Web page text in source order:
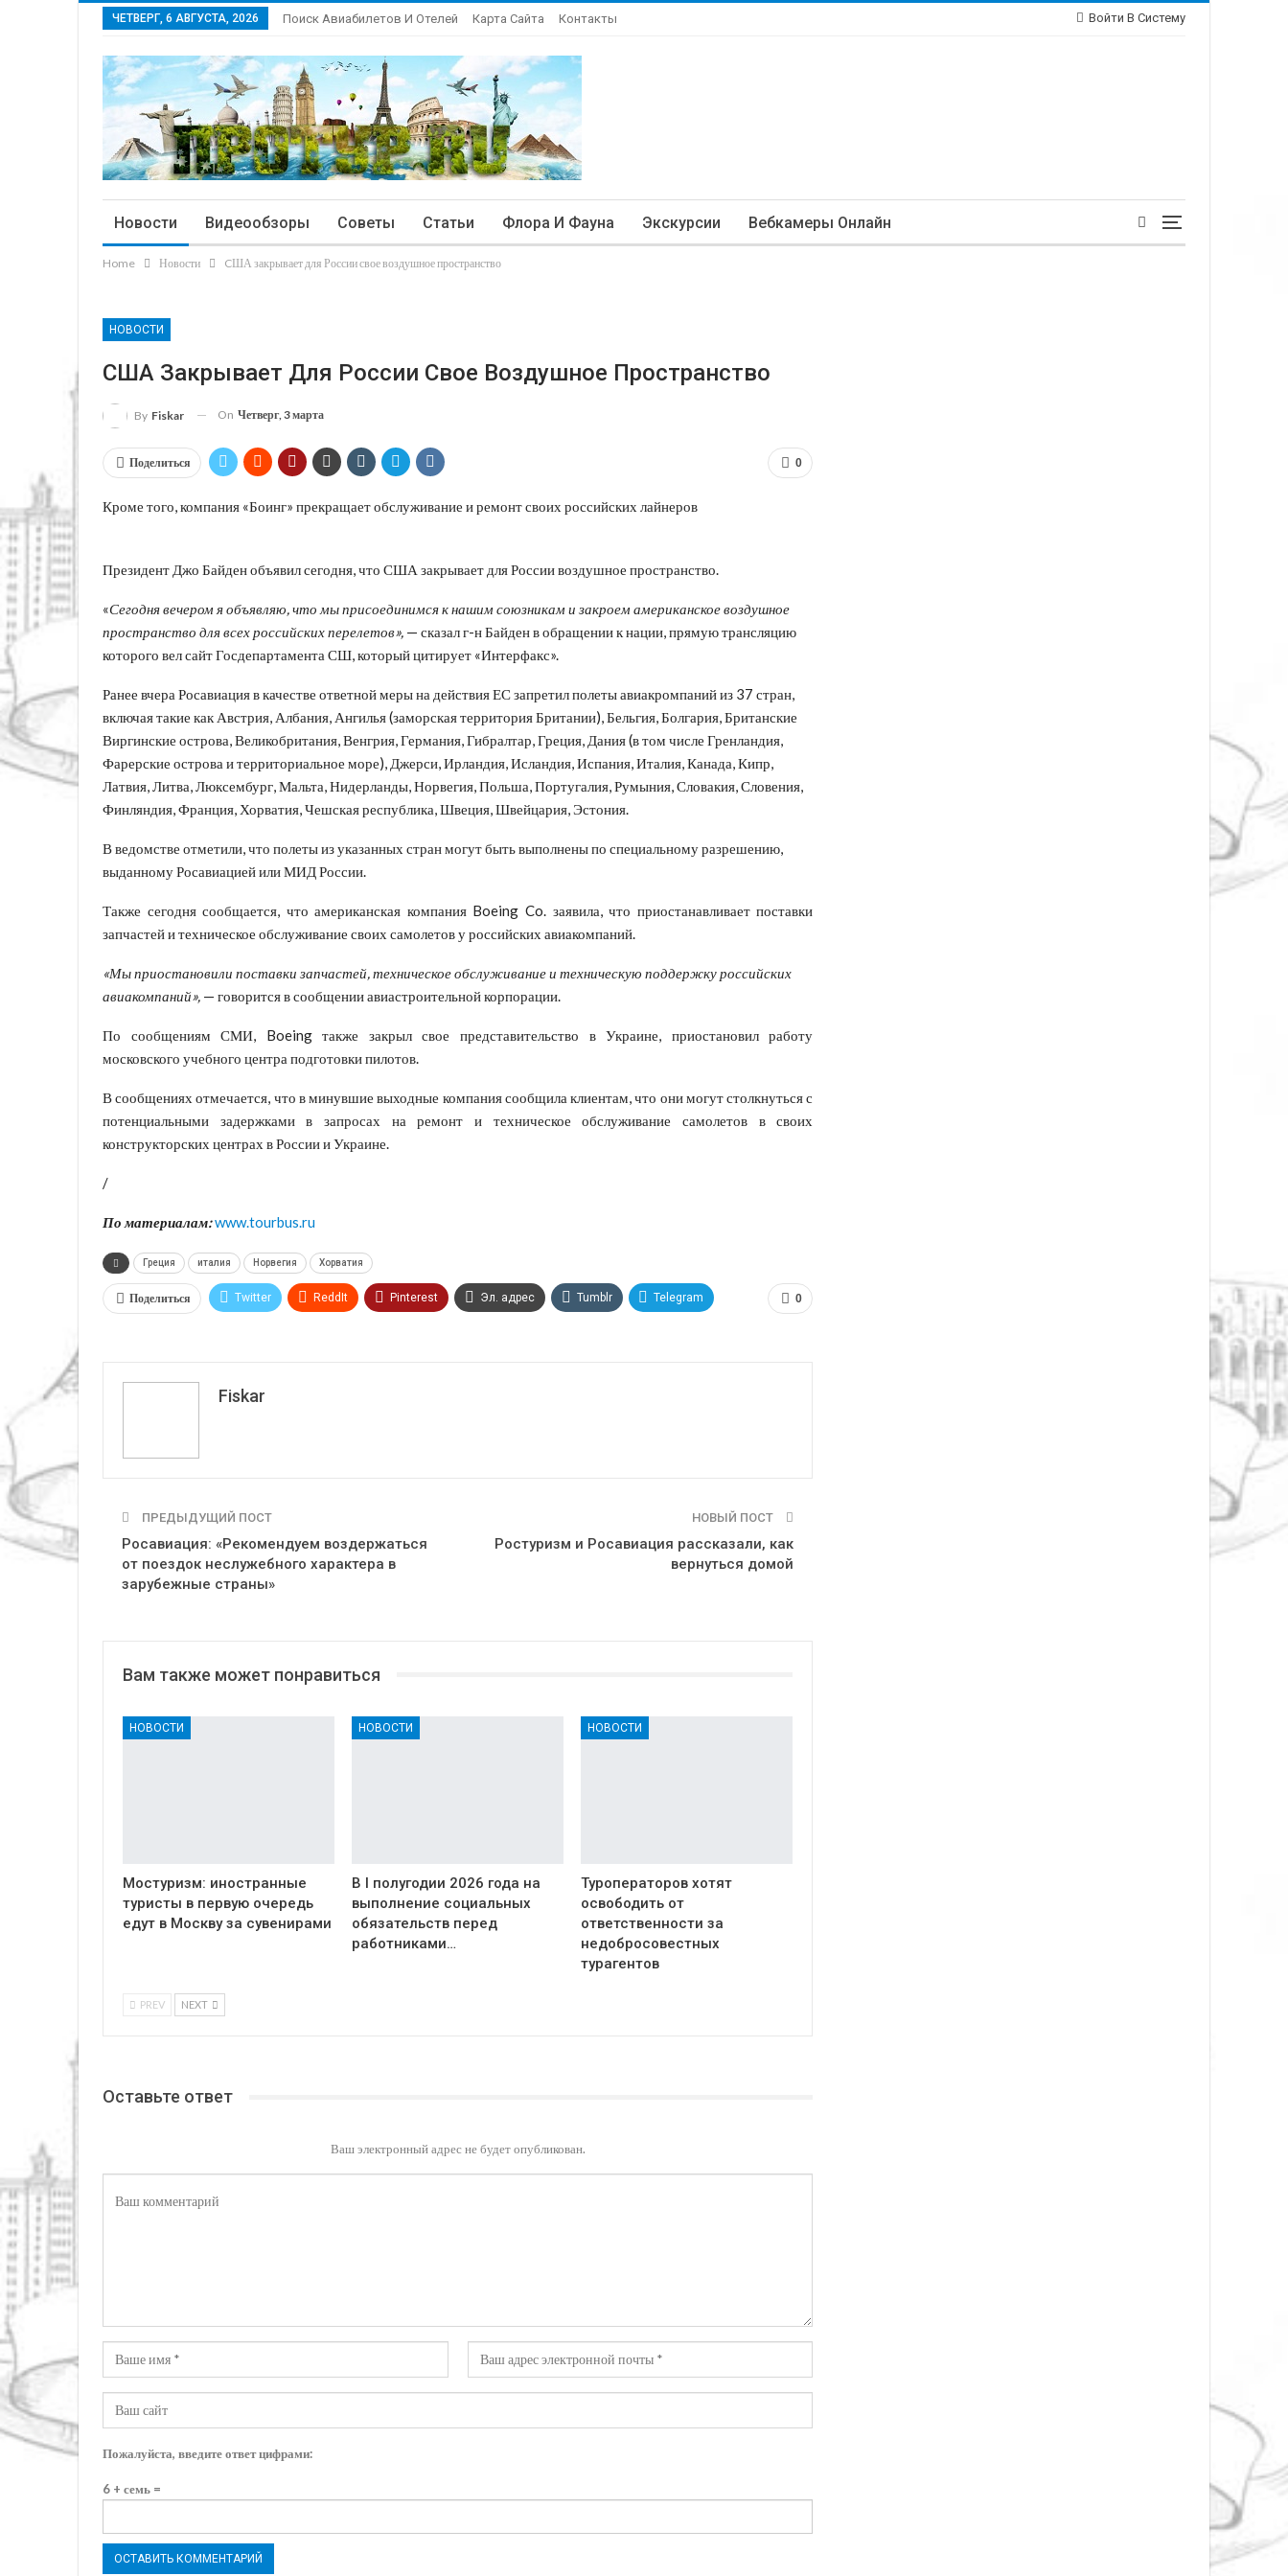
Войти В Систему
ЧЕТВЕРГ, 6 АВГУСТА, 2026 Поиск Авиабилетов И Отелей Карта Сайта Контакты
Новости Видеообзоры Советы Статьи Флора И Фауна Экскурсии Вебкамеры Онлайн
Home Новости CША закрывает для России свое воздушное пространство
НОВОСТИ
CША Закрывает Для России Свое Воздушное Пространство
By Fiskar On Четверг, 3 марта
0
Поделиться
Кроме того, компания «Боинг» прекращает обслуживание и ремонт своих российских лайнеров
Президент Джо Байден объявил сегодня, что США закрывает для России воздушное пространство.
«Сегодня вечером я объявляю, что мы присоединимся к нашим союзникам и закроем американское воздушное
пространство для всех российских перелетов», — сказал г-н Байден в обращении к нации, прямую трансляцию
которого вел сайт Госдепартамента СШ, который цитирует «Интерфакс».
Ранее вчера Росавиация в качестве ответной меры на действия ЕС запретил полеты авиакромпаний из 37 стран,
включая такие как Австрия, Албания, Ангилья (заморская территория Британии), Бельгия, Болгария, Британские
Виргинские острова, Великобритания, Венгрия, Германия, Гибралтар, Греция, Дания (в том числе Гренландия,
Фарерские острова и территориальное море), Джерси, Ирландия, Исландия, Испания, Италия, Канада, Кипр,
Латвия, Литва, Люксембург, Мальта, Нидерланды, Норвегия, Польша, Португалия, Румыния, Словакия, Словения,
Финляндия, Франция, Хорватия, Чешская республика, Швеция, Швейцария, Эстония.
В ведомстве отметили, что полеты из указанных стран могут быть выполнены по специальному разрешению,
выданному Росавиацией или МИД России.
Также сегодня сообщается, что американская компания Boeing Co. заявила, что приостанавливает поставки
запчастей и техническое обслуживание своих самолетов у российских авиакомпаний.
«Мы приостановили поставки запчастей, техническое обслуживание и техническую поддержку российских
авиакомпаний», — говорится в сообщении авиастроительной корпорации.
По сообщениям СМИ, Boeing также закрыл свое представительство в Украине, приостановил работу
московского учебного центра подготовки пилотов.
В сообщениях отмечается, что в минувшие выходные компания сообщила клиентам, что они могут столкнуться с
потенциальными задержками в запросах на ремонт и техническое обслуживание самолетов в своих
конструкторских центрах в России и Украине.
/
По материалам:www.tourbus.ru
Греция италия Норвегия Хорватия
0
Поделиться Twitter ReddIt Pinterest Эл. адрес Tumblr Telegram
Fiskar
ПРЕДЫДУЩИЙ ПОСТ
Росавиация: «Рекомендуем воздержаться
от поездок неслужебного характера в
зарубежные страны»
НОВЫЙ ПОСТ
Ростуризм и Росавиация рассказали, как
вернуться домой
Вам также может понравиться
НОВОСТИ
Мостуризм: иностранные
туристы в первую очередь
едут в Москву за сувенирами
НОВОСТИ
В I полугодии 2026 года на
выполнение социальных
обязательств перед
работниками…
НОВОСТИ
Туроператоров хотят
освободить от
ответственности за
недобросовестных
турагентов
PREV NEXT
Оставьте ответ
Ваш электронный адрес не будет опубликован.
Пожалуйста, введите ответ цифрами:
6 + семь =